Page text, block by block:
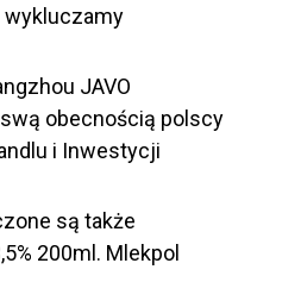
wykluczamy
JAVO
obecnością polscy
i Inwestycji
są także
200ml. Mlekpol